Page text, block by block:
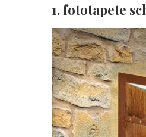
1. fototapete